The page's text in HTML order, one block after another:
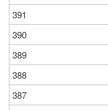
391
390
389
388
387